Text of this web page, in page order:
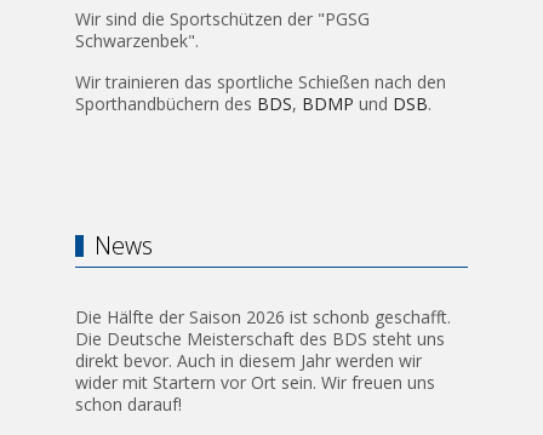
Wir sind die Sportschützen der "PGSG
Schwarzenbek".
Wir trainieren das sportliche Schießen nach den
Sporthandbüchern des BDS, BDMP und DSB.
News
Die Hälfte der Saison 2026 ist schonb geschafft.
Die Deutsche Meisterschaft des BDS steht uns
direkt bevor. Auch in diesem Jahr werden wir
wider mit Startern vor Ort sein. Wir freuen uns
schon darauf!